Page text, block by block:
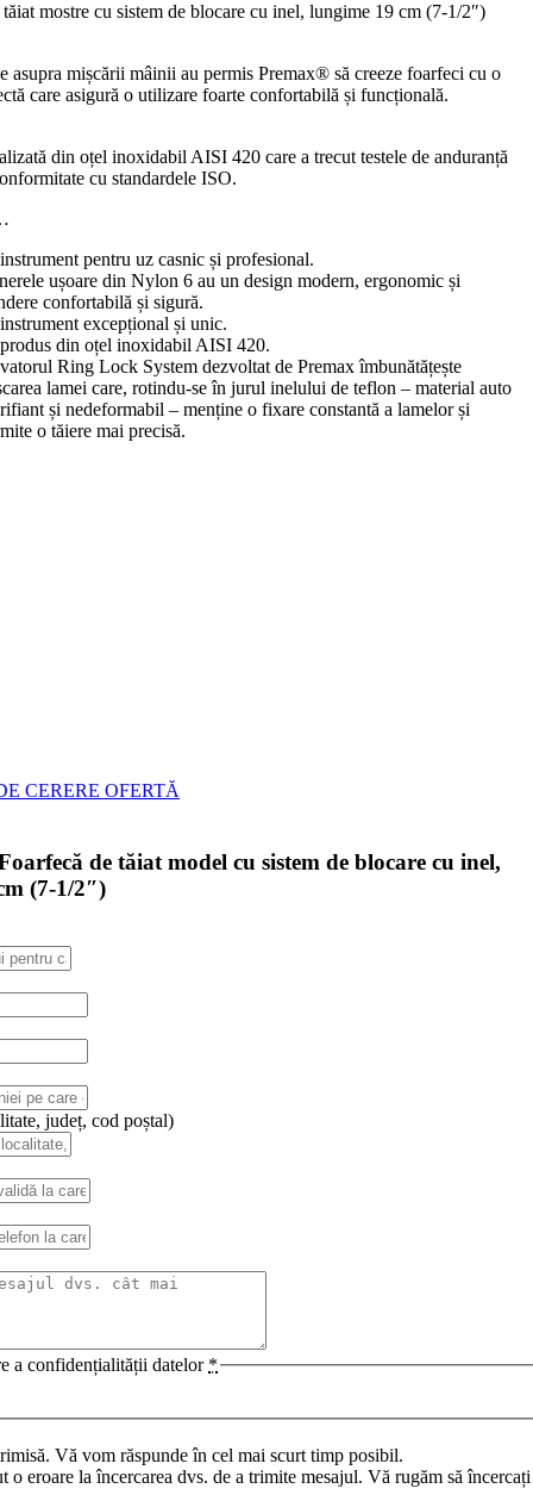
mostre cu sistem de blocare cu inel, lungime 19 cm (7-1/2″)
asupra mișcării mâinii au permis Premax® să creeze foarfeci cu o
care asigură o utilizare foarte confortabilă și funcțională.
din oțel inoxidabil AISI 420 care a trecut testele de anduranță
cu standardele ISO.
pentru uz casnic și profesional.
ușoare din Nylon 6 au un design modern, ergonomic și
confortabilă și sigură.
excepțional și unic.
din oțel inoxidabil AISI 420.
Ring Lock System dezvoltat de Premax îmbunătățește
lamei care, rotindu-se în jurul inelului de teflon – material auto
și nedeformabil – menține o fixare constantă a lamelor și
o tăiere mai precisă.
CERERE OFERTĂ
de tăiat model cu sistem de blocare cu inel,
(7-1/2″)
județ, cod poștal)
a confidențialității datelor *
Vă vom răspunde în cel mai scurt timp posibil.
o eroare la încercarea dvs. de a trimite mesajul. Vă rugăm să încercați